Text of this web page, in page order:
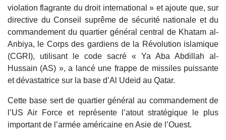
violation flagrante du droit international » et ajoute que, sur
directive du Conseil suprême de sécurité nationale et du
commandement du quartier général central de Khatam al-
Anbiya, le Corps des gardiens de la Révolution islamique
(CGRI), utilisant le code sacré « Ya Aba Abdillah al-
Hussain (AS) », a lancé une frappe de missiles puissante
et dévastatrice sur la base d’Al Udeid au Qatar.
Cette base sert de quartier général au commandement de
l’US Air Force et représente l’atout stratégique le plus
important de l’armée américaine en Asie de l’Ouest.